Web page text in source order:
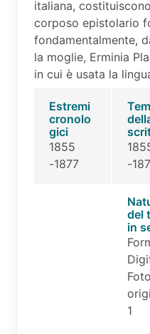
italiana,
corposo epistolario
fondamentalmente,
la moglie, Erminia
in cui è usata la
Estremi
cronolo
gici
1855
-1877
-
del
in
1